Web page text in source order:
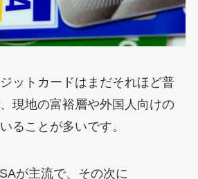
ットカードはまだそれほど普
現地の富裕層や外国人向けの
ることが多いです。
が主流で、その次に